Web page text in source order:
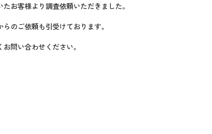
お客様より調査依頼いただきました。
のご依頼も引受けております。
問い合わせください。